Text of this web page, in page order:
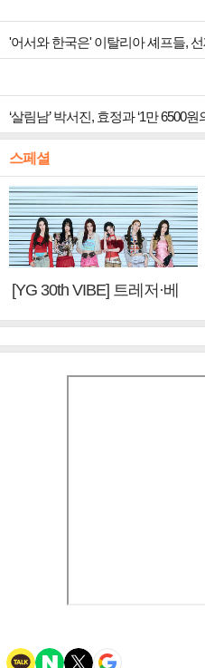
'어서와 한국은' 이탈리아 셰프들,
‘살림남’ 박서진, 효정과 ‘1만 6500원
스페셜
[YG 30th VIBE] 트레저·베